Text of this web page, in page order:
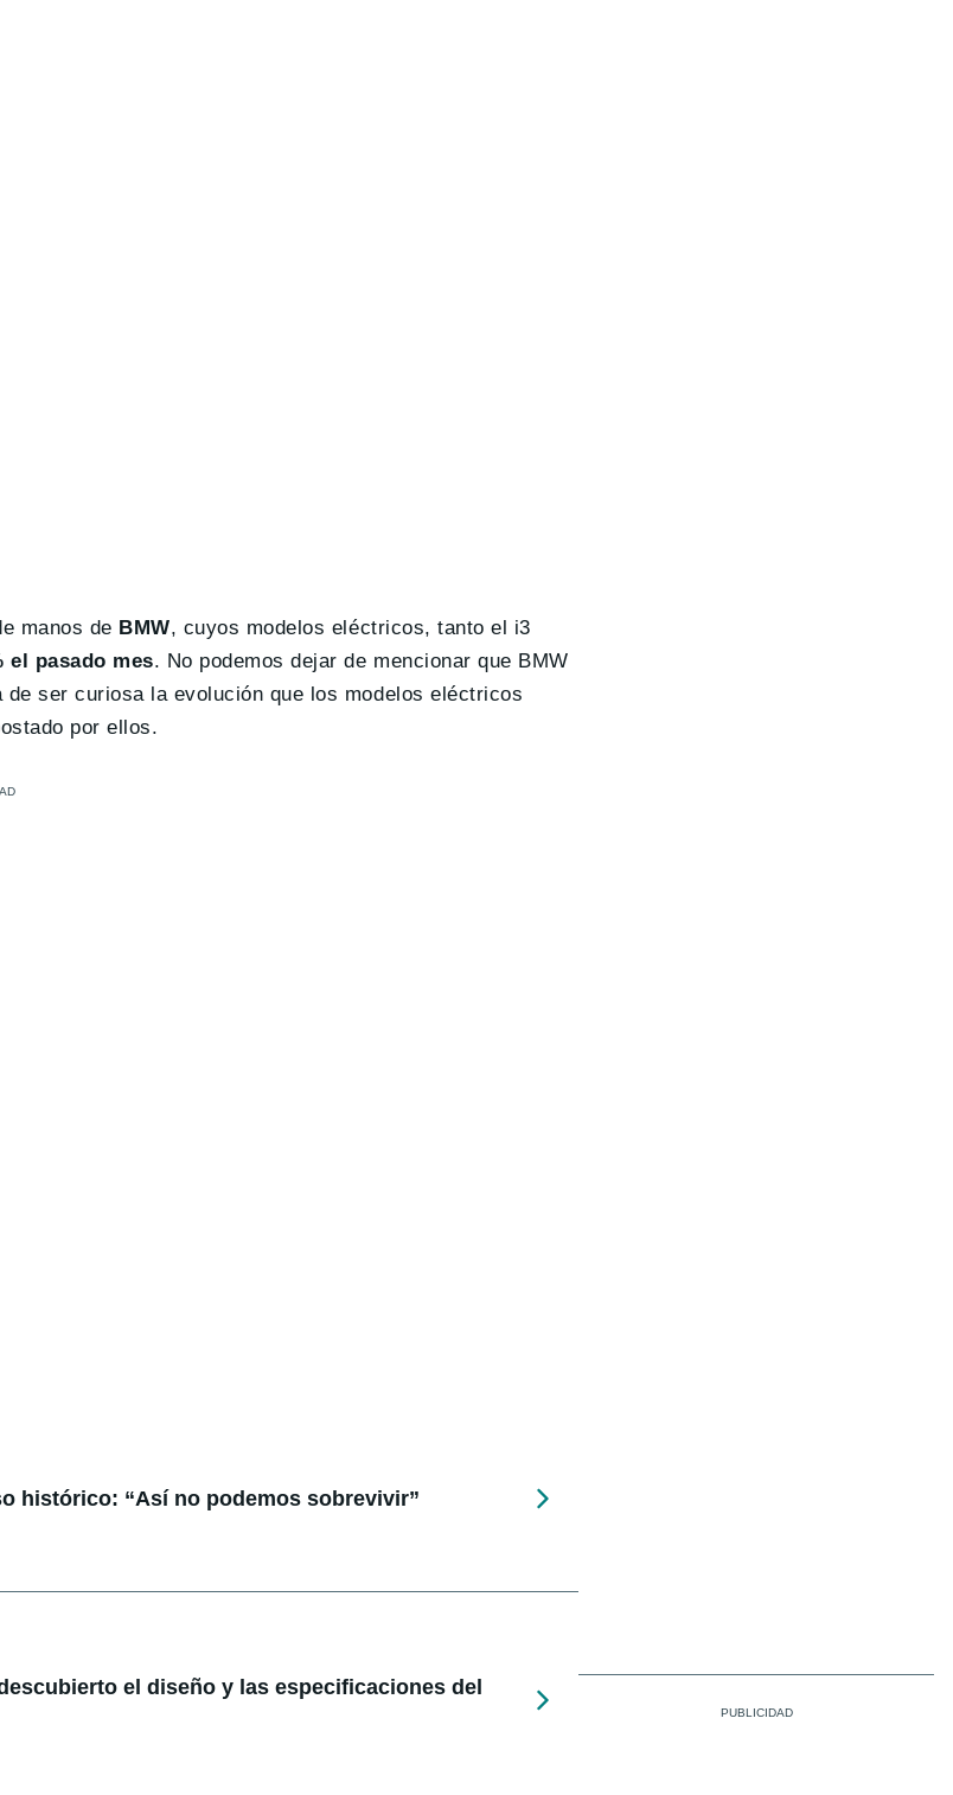
manos de BMW, cuyos modelos eléctricos, tanto el i3
el pasado mes. No podemos dejar de mencionar que BMW
ser curiosa la evolución que los modelos eléctricos
por ellos.
histórico: “Así no podemos sobrevivir”
el diseño y las especificaciones del